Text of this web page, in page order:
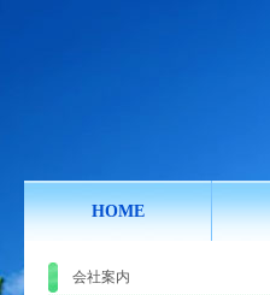
HOME
会社案内